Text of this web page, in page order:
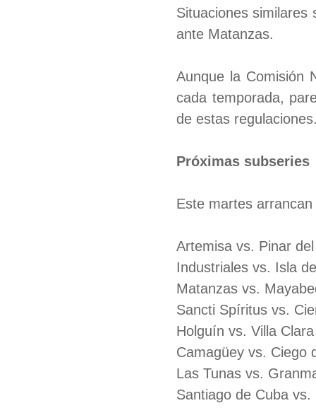
Situaciones similares
ante Matanzas.
Aunque la Comisión
cada temporada,
de estas
Próximas subseries
Este martes
Artemisa vs. Pinar
Industriales vs. Isla
Matanzas vs.
Sancti Spíritus vs.
Holguín vs. Villa Clara
Camagüey vs. Ciego
Las Tunas vs.
Santiago de Cuba